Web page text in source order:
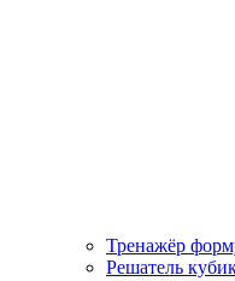
Тренажёр
Решатель